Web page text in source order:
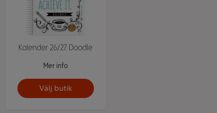
Kalender 26/27 Doodle
Mer info
Välj butik